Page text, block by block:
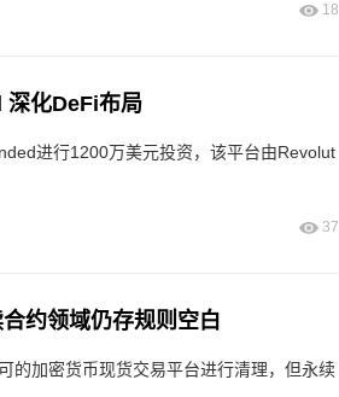
18
深化DeFi布局
进行1200万美元投资，该平台由Revolut
37
约领域仍存规则空白
的加密货币现货交易平台进行清理，但永续